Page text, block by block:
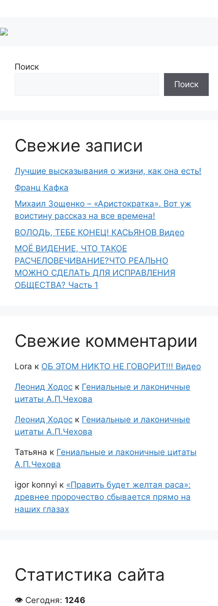
Поиск
Поиск
Свежие записи
Лучшие высказывания о жизни, как она есть!
Франц Кафка
Михаил Зощенко – «Аристократка». Вот уж
воистину рассказ на все времена!
ВОЛОДЬ, ТЕБЕ КОНЕЦ! КАСЬЯНОВ Видео
МОЁ ВИДЕНИЕ, ЧТО ТАКОЕ
РАСЧЕЛОВЕЧИВАНИЕ?ЧТО РЕАЛЬНО
МОЖНО СДЕЛАТЬ ДЛЯ ИСПРАВЛЕНИЯ
ОБЩЕСТВА? Часть 1
Свежие комментарии
Lora к ОБ ЭТОМ НИКТО НЕ ГОВОРИТ!!! Видео
Леонид Ходос к Гениальные и лаконичные
цитаты А.П.Чехова
Леонид Ходос к Гениальные и лаконичные
цитаты А.П.Чехова
Татьяна к Гениальные и лаконичные цитаты
А.П.Чехова
igor konnyi к «Править будет желтая раса»:
древнее пророчество сбывается прямо на
наших глазах
Статистика сайта
👁 Сегодня: 1246